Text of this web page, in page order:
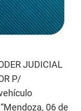
JUDICIAL
P/
06 de